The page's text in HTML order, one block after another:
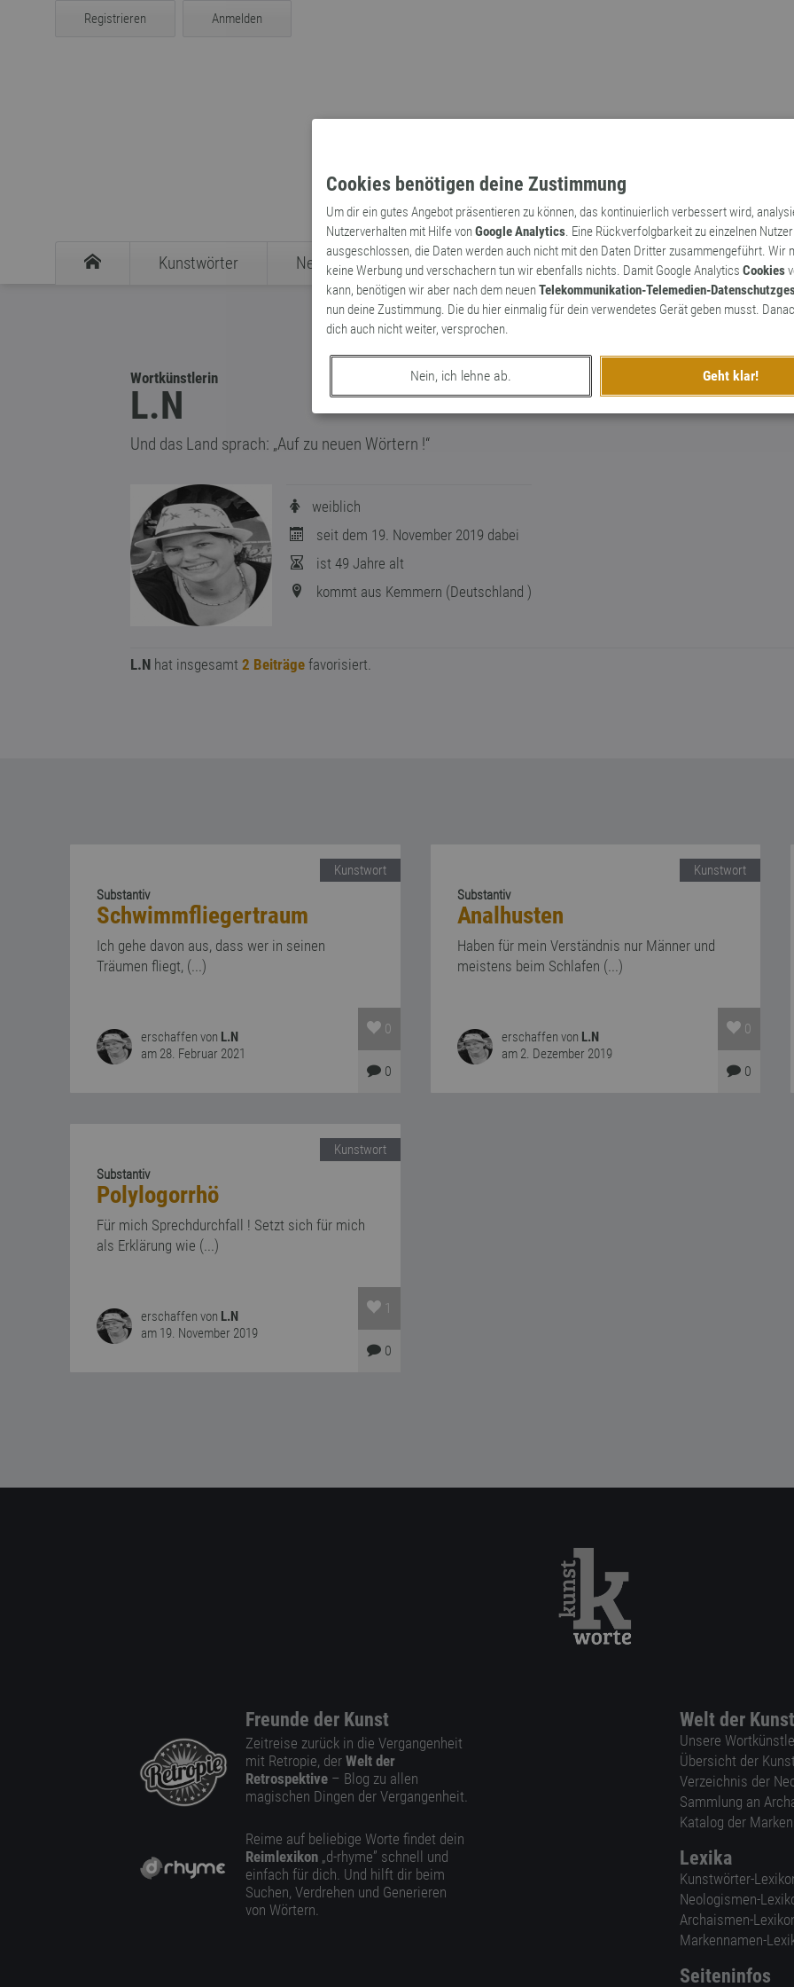
Cookies benötigen deine Zustimmung
Um dir ein gutes Angebot präsentieren zu können, das kontinuierlich verbessert wird,
Nutzerverhalten mit Hilfe vonGoogle Analytics. Eine Rückverfolgbarkeit zu einzelnen
ausgeschlossen, die Daten werden auch nicht mit den Daten Dritter zusammengeführt. Wir
keine Werbung und verschachern tun wir ebenfalls nichts. Damit Google Analytics Cookies
kann, benötigen wir aber nach dem neuenTelekommunikation-Telemedien-
nun deine Zustimmung. Die du hier einmalig für dein verwendetes Gerät geben musst.
dich auch nicht weiter, versprochen.
Nein, ich lehne ab. Geht klar!
Registrieren Anmelden
Kunstwörter Neologismen Archaismen Markennamen
Wortkünstlerin
L.N
Und das Land sprach: „Auf zu neuen Wörtern !“
weiblich
seit dem 19. November 2019 dabei
ist 49 Jahre alt
kommt aus Kemmern (Deutschland )
L.N hat insgesamt 2 Beiträge favorisiert.
Kunstwort
Substantiv
Schwimmfliegertraum
Ich gehe davon aus, dass wer in seinen
Träumen fliegt, (...)
erschaffen von L.N
am 28. Februar 2021
0
0
Kunstwort
Substantiv
Analhusten
Haben für mein Verständnis nur Männer und
meistens beim Schlafen (...)
erschaffen von L.N
am 2. Dezember 2019
0
0
Kunstwort
Substantiv
Polylogorrhö
Für mich Sprechdurchfall ! Setzt sich für mich
als Erklärung wie (...)
erschaffen von L.N
am 19. November 2019
1
0
Freunde der Kunst
Zeitreise zurück in die Vergangenheit
mit Retropie, der Welt der
Retrospektive – Blog zu allen
magischen Dingen der Vergangenheit.
Reime auf beliebige Worte findet dein
Reimlexikon „d-rhyme” schnell und
einfach für dich. Und hilft dir beim
Suchen, Verdrehen und Generieren
von Wörtern.
Welt der
Unsere
Übersicht der
Verzeichnis der
Sammlung an
Katalog der
Lexika
Kunstwörter-
Neologismen-
Archaismen-
Markennamen-
Seiteninfos